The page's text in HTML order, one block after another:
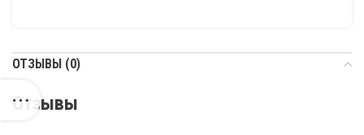
ОТЗЫВЫ (0)
Отзывы